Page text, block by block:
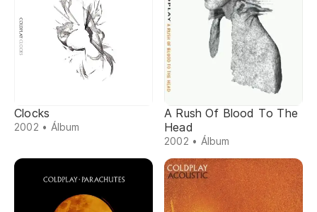
Clocks
2002 • Álbum
A Rush Of Blood To The
Head
2002 • Álbum